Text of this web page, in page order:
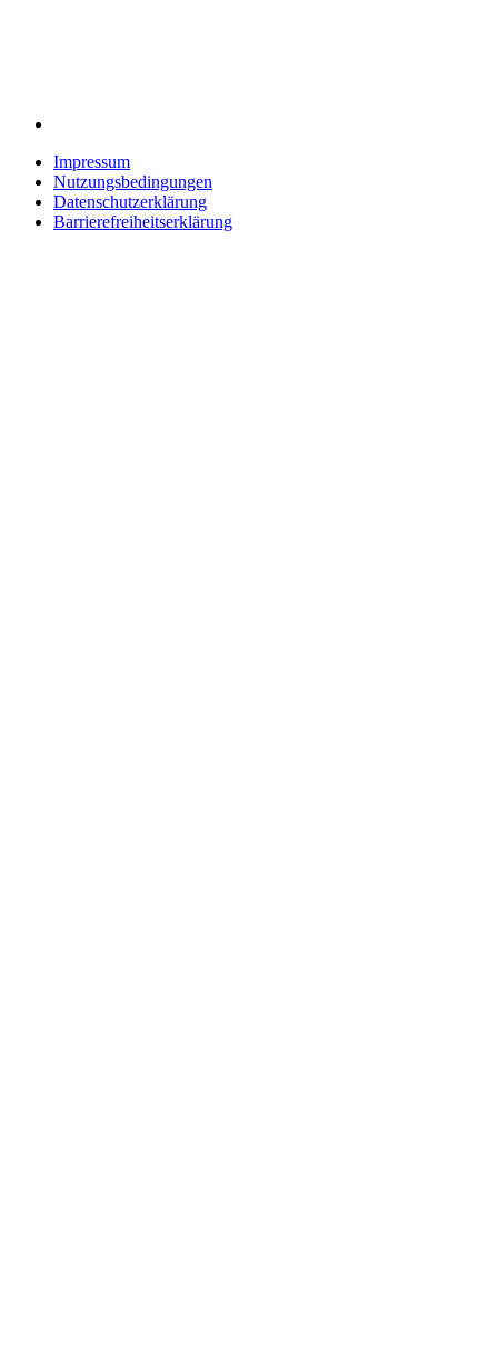
Impressum
Nutzungsbedingungen
Datenschutzerklärung
Barrierefreiheitserklärung